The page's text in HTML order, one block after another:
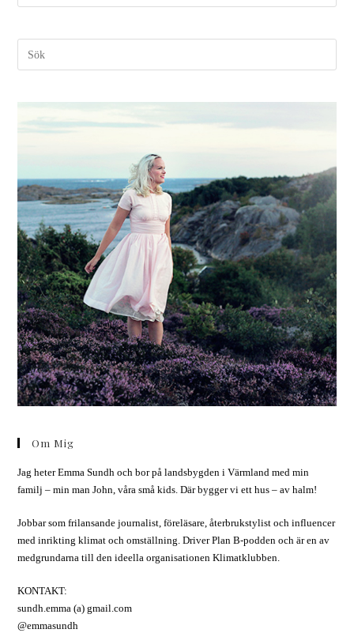
Om Mig
Jag heter Emma Sundh och bor på landsbygden i Värmland med min
familj – min man John, våra små kids. Där bygger vi ett hus – av halm!
Jobbar som frilansande journalist, föreläsare, återbrukstylist och influencer
med inrikting klimat och omställning. Driver Plan B-podden och är en av
medgrundarna till den ideella organisationen Klimatklubben.
KONTAKT:
sundh.emma (a) gmail.com
@emmasundh